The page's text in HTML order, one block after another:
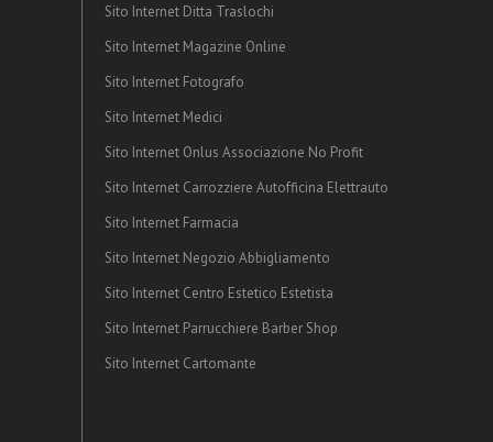
Sito Internet Ditta Traslochi
Sito Internet Magazine Online
Sito Internet Fotografo
Sito Internet Medici
Sito Internet Onlus Associazione No Profit
Sito Internet Carrozziere Autofficina Elettrauto
Sito Internet Farmacia
Sito Internet Negozio Abbigliamento
Sito Internet Centro Estetico Estetista
Sito Internet Parrucchiere Barber Shop
Sito Internet Cartomante